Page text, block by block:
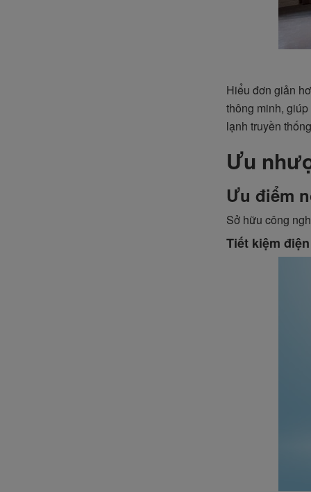
Hiểu đơn giản
thông minh,
lạnh truyền
Ưu
Ưu điểm
Sở hữu công
Tiết kiệm